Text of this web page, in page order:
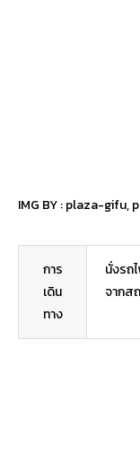
IMG BY :plaza-gifu,
การ
เดิน
ทาง
นั่งรถ
จากส